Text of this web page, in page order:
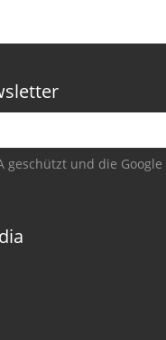
geschützt und die Google